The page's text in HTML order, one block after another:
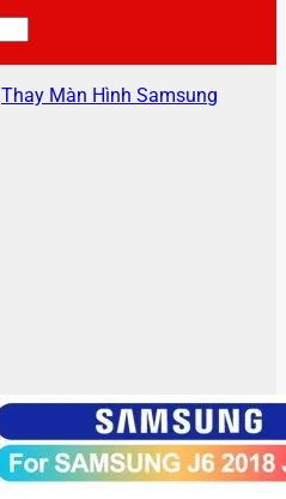
Thay Màn Hình Samsung